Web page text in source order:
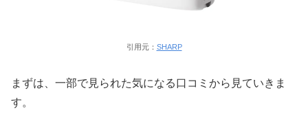
引用元： SHARP
まずは、一部で見られた気になる口コミから見ていきま
す。